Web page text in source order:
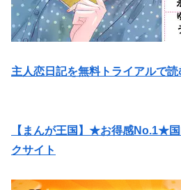
主人恋日記を無料トライアルで読
【まんが王国】★お得感No.1★
クサイト